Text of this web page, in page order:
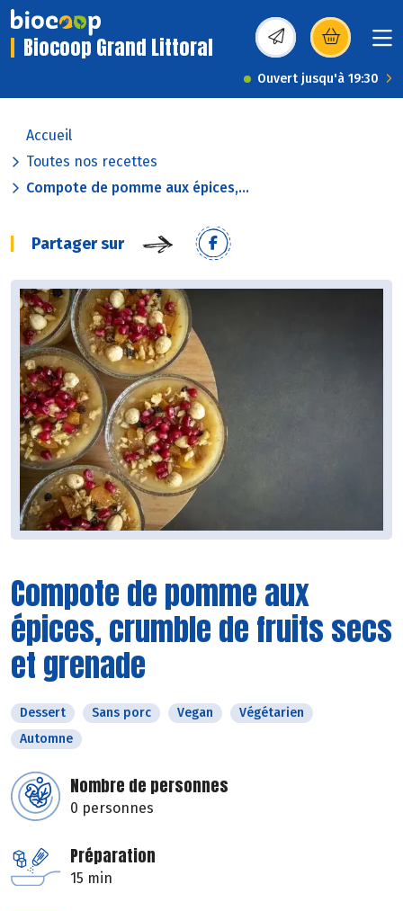
Biocoop Grand Littoral (s’ouvre dans une
Ouvert jusqu'à 19:30
Accueil
Toutes nos recettes
Compote de pomme aux épices,...
Partager sur
Compote de pomme aux
épices, crumble de fruits secs
et grenade
Dessert Sans porc Vegan
Végétarien
Automne
Nombre de personnes
0 personnes
Préparation
15 min